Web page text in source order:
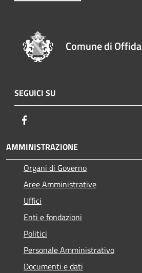
Comune di Offida
SEGUICI SU
AMMINISTRAZIONE
Organi di Governo
Aree Amministrative
Uffici
Enti e fondazioni
Politici
Personale Amministrativo
Documenti e dati